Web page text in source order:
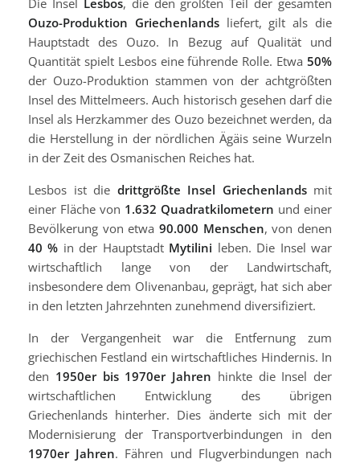
Die Insel Lesbos, die den größten Teil der gesamten
Ouzo-Produktion Griechenlandsliefert, gilt als die
Hauptstadt des Ouzo. In Bezug auf Qualität und
Quantität spielt Lesbos eine führende Rolle. Etwa 50%
der Ouzo-Produktion stammen von der achtgrößten
Insel des Mittelmeers. Auch historisch gesehen darf die
Insel als Herzkammer des Ouzo bezeichnet werden, da
die Herstellung in der nördlichen Ägäis seine Wurzeln
in der Zeit des Osmanischen Reiches hat.
Lesbos ist die drittgrößte Insel Griechenlandsmit
einer Fläche von 1.632 Quadratkilometern und einer
Bevölkerung von etwa 90.000 Menschen, von denen
40 % in der Hauptstadt Mytilini leben. Die Insel war
wirtschaftlich lange von der Landwirtschaft,
insbesondere dem Olivenanbau, geprägt, hat sich aber
in den letzten Jahrzehnten zunehmend diversifiziert.
In der Vergangenheit war die Entfernung zum
griechischen Festland ein wirtschaftliches Hindernis. In
den 1950er bis 1970er Jahren hinkte die Insel der
wirtschaftlichen Entwicklung des übrigen
Griechenlands hinterher. Dies änderte sich mit der
Modernisierung der Transportverbindungen in den
1970er Jahren. Fähren und Flugverbindungen nach